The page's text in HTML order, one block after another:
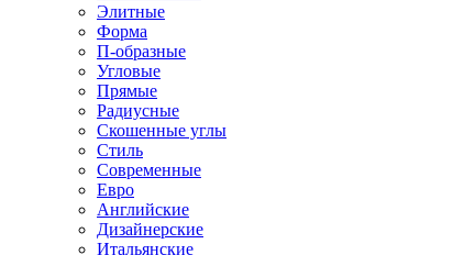
Элитные
Форма
П-образные
Угловые
Прямые
Радиусные
Скошенные углы
Стиль
Современные
Евро
Английские
Дизайнерские
Итальянские